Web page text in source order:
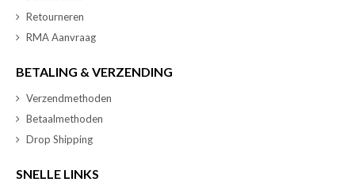
Retourneren
RMA Aanvraag
BETALING & VERZENDING
Verzendmethoden
Betaalmethoden
Drop Shipping
SNELLE LINKS